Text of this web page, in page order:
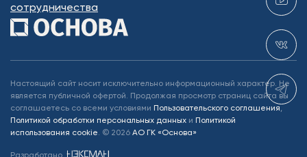
сотрудничества
Настоящий сайт носит исключительно информационный характер. Не
является публичной офертой. Продолжая просмотр страниц сайта вы
соглашаетесь со всеми условиями Пользовательского соглашения,
Политикой обработки персональных данных и Политикой
использования cookie. © 2026 АО ГК «Основа»
Разработано